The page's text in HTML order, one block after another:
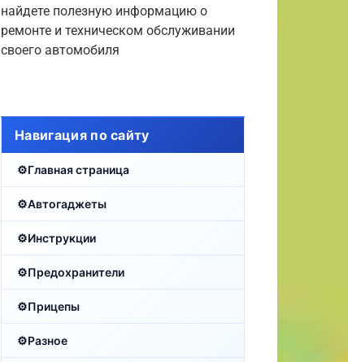
найдете полезную информацию о
ремонте и техническом обслуживании
своего автомобиля
Навигация по сайту
Главная страница
Автогаджеты
Инструкции
Предохранители
Прицепы
Разное